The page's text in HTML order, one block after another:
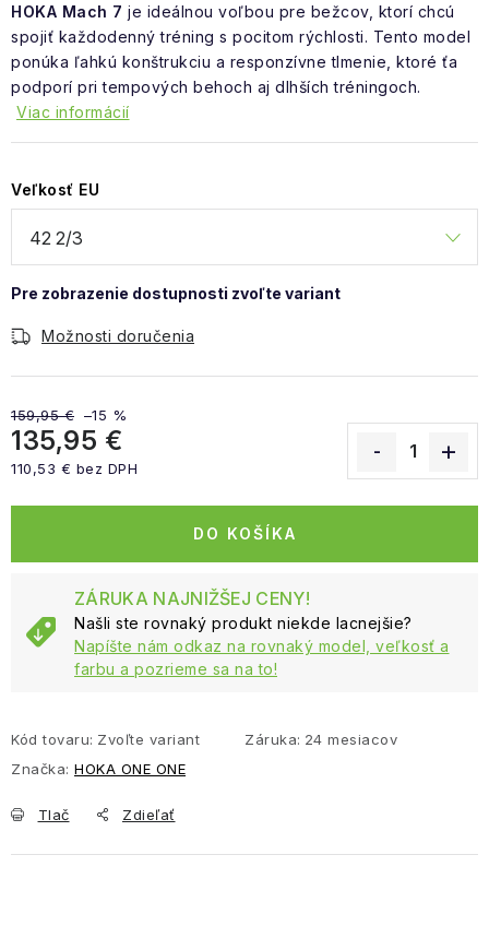
HOKA Mach 7 je ideálnou voľbou pre bežcov, ktorí chcú
spojiť každodenný tréning s pocitom rýchlosti. Tento model
ponúka ľahkú konštrukciu a responzívne tlmenie, ktoré ťa
podporí pri tempových behoch aj dlhších tréningoch.
Viac informácií
Veľkosť EU
Možnosti doručenia
159,95 € –15 %
135,95 €
110,53 € bez DPH
DO KOŠÍKA
ZÁRUKA NAJNIŽŠEJ CENY!
Našli ste rovnaký produkt niekde lacnejšie?
Napíšte nám odkaz na rovnaký model, veľkosť a
farbu a pozrieme sa na to!
Kód tovaru: Zvoľte variant Záruka: 24 mesiacov
Značka: HOKA ONE ONE
Tlač Zdieľať